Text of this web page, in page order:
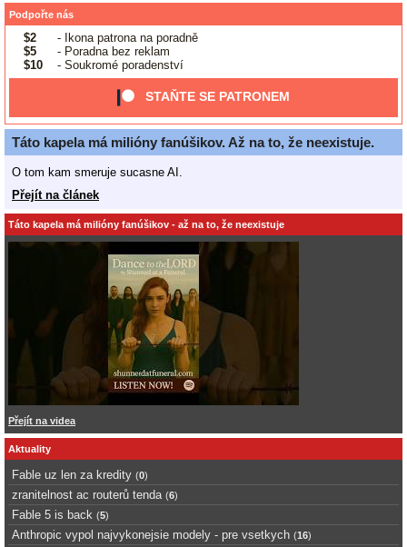
Podpořte nás
$2
- Ikona patrona na poradně
$5
- Poradna bez reklam
$10
- Soukromé poradenství
STAŇTE SE PATRONEM
Táto kapela má milióny fanúšikov. Až na to, že neexistuje.
O tom kam smeruje sucasne AI.
Přejít na článek
Táto kapela má milióny fanúšikov - až na to, že neexistuje
Přejít na videa
Aktuality
Fable uz len za kredity (0)
zranitelnost ac routerů tenda (6)
Fable 5 is back (5)
Anthropic vypol najvykonejsie modely - pre vsetkych (16)